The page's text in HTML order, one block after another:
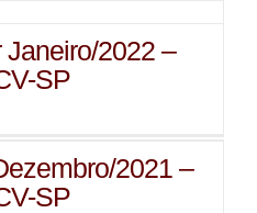
Janeiro/2022 –
SP
2021 –
SP